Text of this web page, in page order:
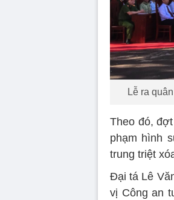
Lễ ra
Theo đó,
phạm hình
trung triệt
Đại tá Lê
vị Công an